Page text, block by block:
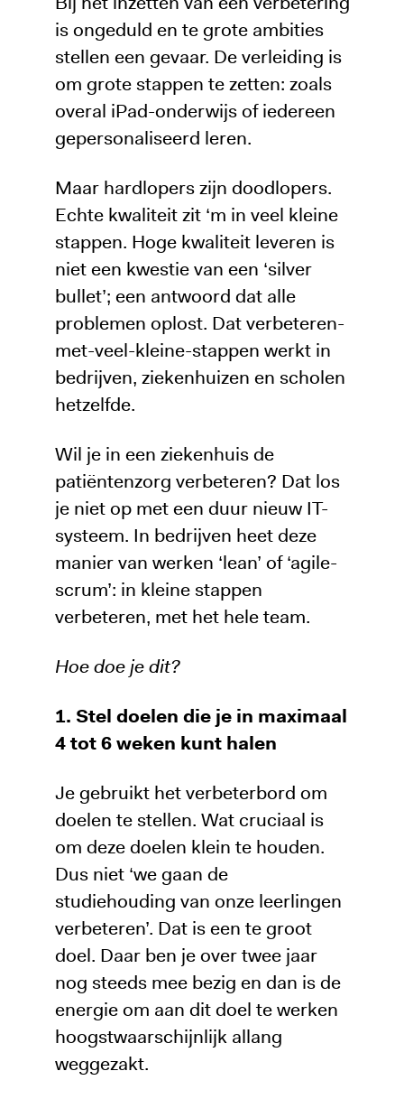
is ongeduld en te grote ambities
stellen een gevaar. De verleiding is
om grote stappen te zetten: zoals
overal iPad-onderwijs of iedereen
gepersonaliseerd leren.
Maar hardlopers zijn doodlopers.
Echte kwaliteit zit ‘m in veel kleine
stappen. Hoge kwaliteit leveren is
niet een kwestie van een ‘silver
bullet’; een antwoord dat alle
problemen oplost. Dat verbeteren-
met-veel-kleine-stappen werkt in
bedrijven, ziekenhuizen en scholen
hetzelfde.
Wil je in een ziekenhuis de
patiëntenzorg verbeteren? Dat los
je niet op met een duur nieuw IT-
systeem. In bedrijven heet deze
manier van werken ‘lean’ of ‘agile-
scrum’: in kleine stappen
verbeteren, met het hele team.
Hoe doe je dit?
1. Stel doelen die je in maximaal
4 tot 6 weken kunt halen
Je gebruikt het verbeterbord om
doelen te stellen. Wat cruciaal is
om deze doelen klein te houden.
Dus niet ‘we gaan de
studiehouding van onze leerlingen
verbeteren’. Dat is een te groot
doel. Daar ben je over twee jaar
nog steeds mee bezig en dan is de
energie om aan dit doel te werken
hoogstwaarschijnlijk allang
weggezakt.